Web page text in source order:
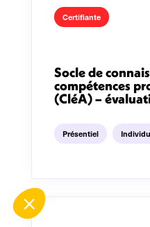
Certifiante
Socle de
compétences
(CléA) –
Présentiel